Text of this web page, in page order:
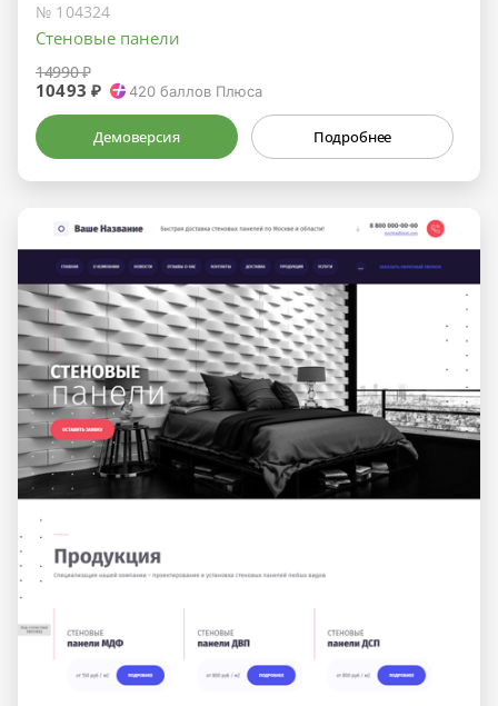
№ 104324
Стеновые панели
14990 ₽
10493 ₽ 420 баллов Плюса
Демоверсия Подробнее